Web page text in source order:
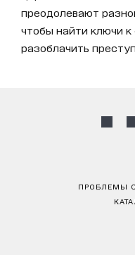
преодолевают
чтобы найти ключи
разоблачить
ПРОБЛЕМЫ